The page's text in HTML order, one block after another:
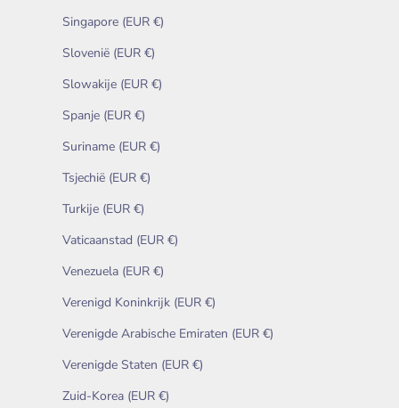
Singapore (EUR €)
Slovenië (EUR €)
Slowakije (EUR €)
Spanje (EUR €)
Suriname (EUR €)
Tsjechië (EUR €)
Turkije (EUR €)
Vaticaanstad (EUR €)
Venezuela (EUR €)
Verenigd Koninkrijk (EUR €)
Verenigde Arabische Emiraten (EUR €)
Verenigde Staten (EUR €)
Zuid-Korea (EUR €)